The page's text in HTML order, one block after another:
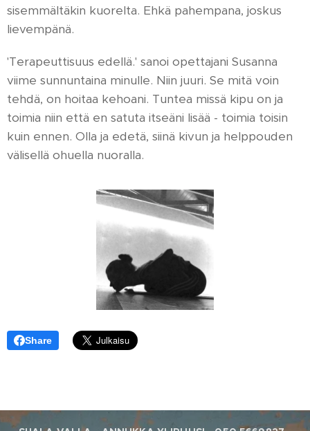
sisemmältäkin kuorelta. Ehkä pahempana, joskus
lievempänä.
'Terapeuttisuus edellä.' sanoi opettajani Susanna
viime sunnuntaina minulle. Niin juuri. Se mitä voin
tehdä, on hoitaa kehoani. Tuntea missä kipu on ja
toimia niin että en satuta itseäni lisää - toimia toisin
kuin ennen. Olla ja edetä, siinä kivun ja helppouden
välisellä ohuella nuoralla.
Share